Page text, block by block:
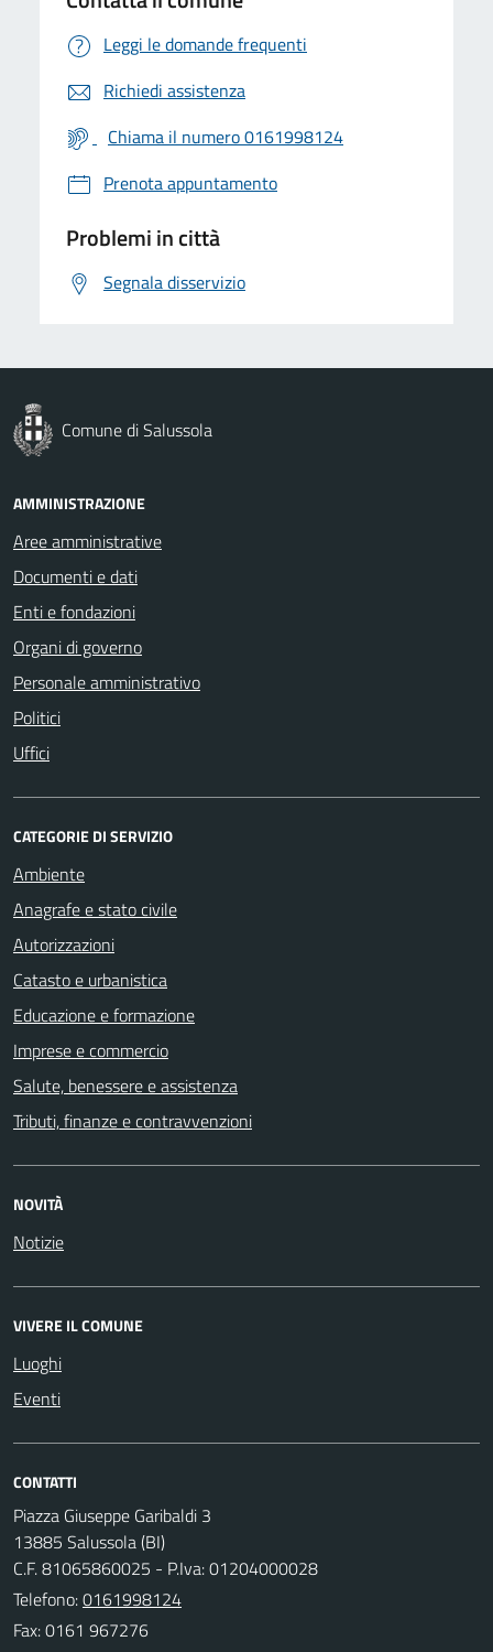
Leggi le domande frequenti
Richiedi assistenza
Chiama il numero 0161998124
Prenota appuntamento
Problemi in città
Segnala disservizio
Comune di Salussola
AMMINISTRAZIONE
Aree amministrative
Documenti e dati
Enti e fondazioni
Organi di governo
Personale amministrativo
Politici
Uffici
CATEGORIE DI SERVIZIO
Ambiente
Anagrafe e stato civile
Autorizzazioni
Catasto e urbanistica
Educazione e formazione
Imprese e commercio
Salute, benessere e assistenza
Tributi, finanze e contravvenzioni
NOVITÀ
Notizie
VIVERE IL COMUNE
Luoghi
Eventi
CONTATTI
Piazza Giuseppe Garibaldi 3
13885 Salussola (BI)
C.F. 81065860025 - P.Iva: 01204000028
Telefono:0161998124
Fax: 0161 967276